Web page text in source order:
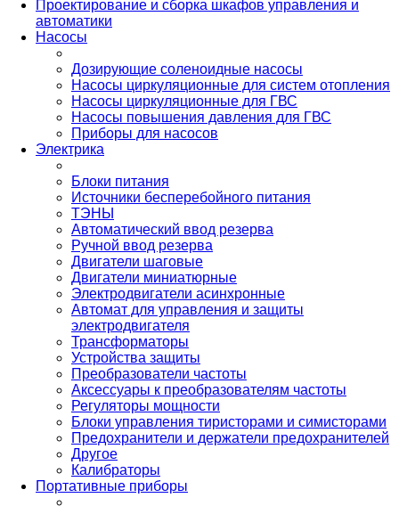
Проектирование и сборка шкафов управления и
автоматики
Насосы
Дозирующие соленоидные насосы
Насосы циркуляционные для систем отопления
Насосы циркуляционные для ГВС
Насосы повышения давления для ГВС
Приборы для насосов
Электрика
Блоки питания
Источники бесперебойного питания
ТЭНЫ
Автоматический ввод резерва
Ручной ввод резерва
Двигатели шаговые
Двигатели миниатюрные
Электродвигатели асинхронные
Автомат для управления и защиты
электродвигателя
Трансформаторы
Устройства защиты
Преобразователи частоты
Аксессуары к преобразователям частоты
Регуляторы мощности
Блоки управления тиристорами и симисторами
Предохранители и держатели предохранителей
Другое
Калибраторы
Портативные приборы